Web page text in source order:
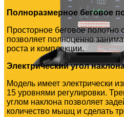
Полноразмерное беговое
Просторное беговое полотно
позволяет полноценно
роста и комплекции.
Электрический угол
Модель имеет электрически
15 уровнями регулировки.
углом наклона позволяет
количество мышц и сделать